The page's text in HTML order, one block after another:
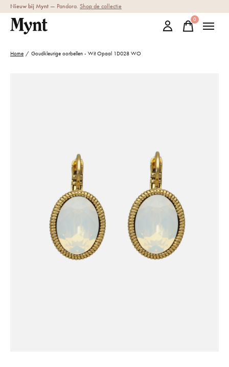
Nieuw bij Mynt — Pandora. Shop de collectie
0items
Home / Goudkleurige oorbellen - Wit Opaal 1D028 WO